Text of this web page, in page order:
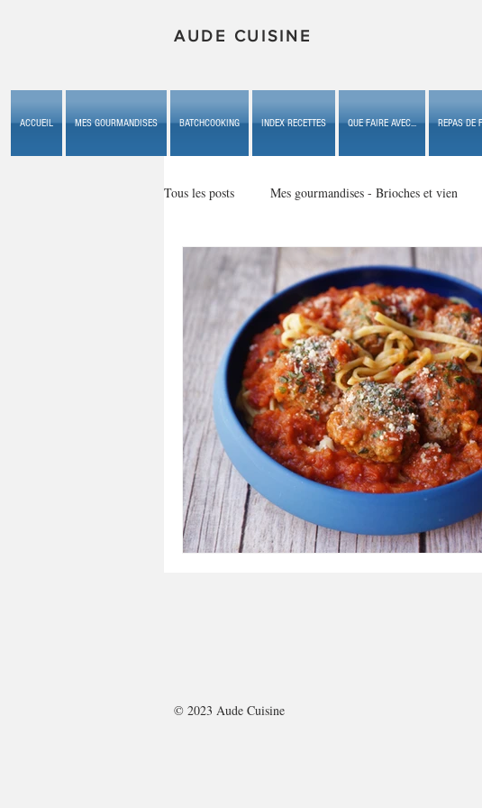
AUDE CUISINE
ACCUEIL MES GOURMANDISES BATCHCOOKING INDEX RECETTES QUE FAIRE AVEC... REPAS DE
Tous les posts Mes gourmandises - Brioches et vien
Mes gourmandises - les gâteaux du b Mes
Mes gourmandises - plaisirs d'enfan
A tartiner Aux flocons d'avoine au
Bouchées apéritives Bowlcakes bowlcakes
Crêpes, gaufres et pancakes Desserts au chocolat
© 2023 Aude Cuisine